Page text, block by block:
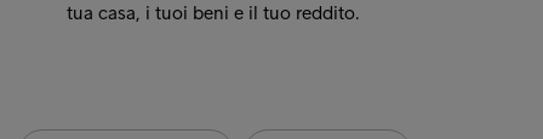
tua casa, i tuoi beni e il tuo reddito.